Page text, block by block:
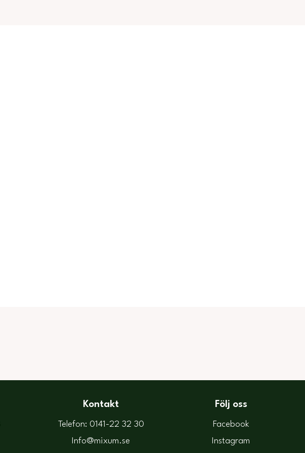
Kontakt
Telefon: 0141-22 32 30
Info@mixum.se
Följ oss
Facebook
Instagram